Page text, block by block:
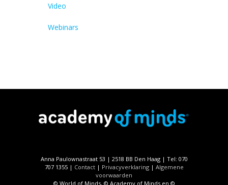
Video
Webinars
Anna Paulownastraat 53 | 2518 BB Den Haag | Tel: 070
707 1355 | Contact| Privacyverklaring| Algemene
voorwaarden
© World of Minds, © Academy of Minds en ©